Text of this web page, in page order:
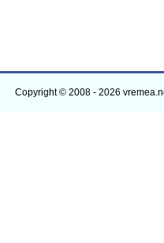
Copyright © 2008 - 2026